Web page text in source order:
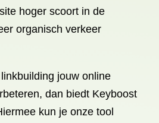
hoger scoort in de
organisch verkeer
jouw online
dan biedt Keyboost
kun je onze tool